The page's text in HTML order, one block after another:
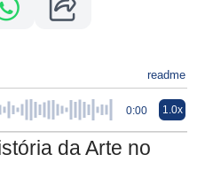
readme
0:00 1.0x
da Arte no